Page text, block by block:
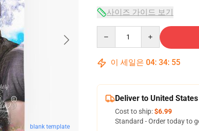
blank template
사이즈 가이드 보기
이 세일은 04: 34: 54
Deliver to United States
Cost to ship:$6.99
Standard - Order today to